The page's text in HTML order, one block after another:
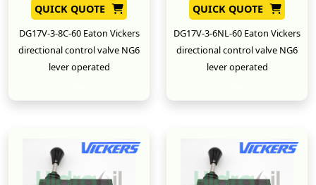
QUICK QUOTE
DG17V-3-8C-60 Eaton Vickers
directional control valve NG6
lever operated
QUICK QUOTE
DG17V-3-6NL-60 Eaton Vickers
directional control valve NG6
lever operated